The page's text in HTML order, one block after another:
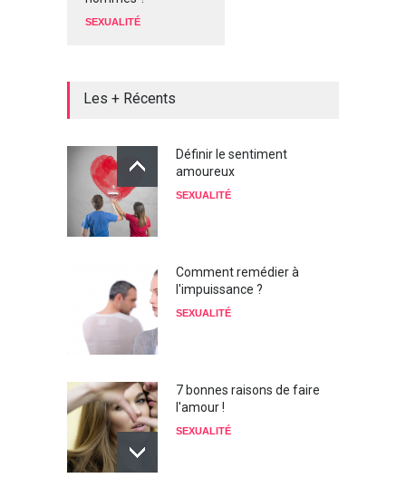
SEXUALITÉ
Les + Récents
Définir le sentiment
amoureux
SEXUALITÉ
Comment remédier à
l'impuissance ?
SEXUALITÉ
7 bonnes raisons de faire
l'amour !
SEXUALITÉ